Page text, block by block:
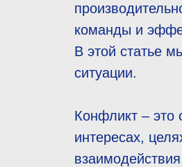
команды и
В этой статье
ситуации.
Конфликт – это
интересах,